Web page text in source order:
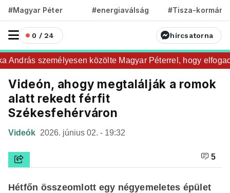
#Magyar Péter #energiaválság #Tisza-kormány
0 / 24 hírcsatorna
személyesen közölte Magyar Péterrel, hogy
Videón, ahogy megtalálják a romok
alatt rekedt férfit
Székesfehérváron
Videók 2026. június 02. - 19:32
5
Hétfőn összeomlott egy négyemeletes épület